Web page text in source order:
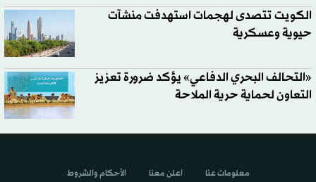
الكويت تتصدى لهجمات استهدفت منشآت
حيوية وعسكرية
«التحالف البحري الدفاعي» يؤكد ضرورة تعزيز
التعاون لحماية حرية الملاحة
معلومات عنا اعلن معنا الأحكام والشروط